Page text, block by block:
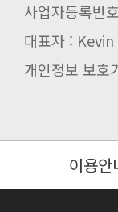
사업자등록번
대표자 :
개인정보 보호
이용안